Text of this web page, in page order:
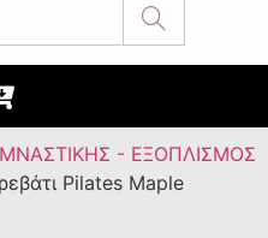
- ΕΞΟΠΛΙΣΜΟΣ
Pilates Maple